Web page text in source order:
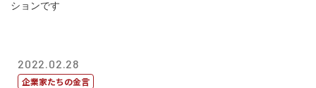
2022.02.28
企業家たちの金言